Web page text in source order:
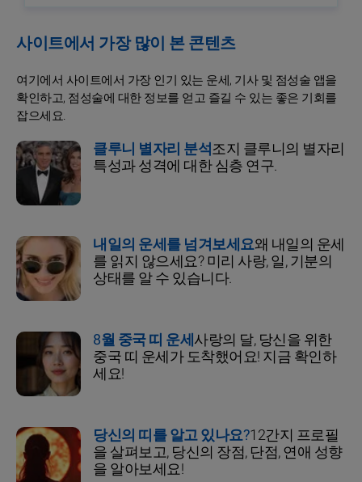
사이트에서 가장 많이 본 콘텐츠
여기에서 사이트에서 가장 인기 있는 운세, 기사 및 점성술 앱을
확인하고, 점성술에 대한 정보를 얻고 즐길 수 있는 좋은 기회를
잡으세요.
클루니 별자리 분석조지 클루니의 별자리
특성과 성격에 대한 심층 연구.
내일의 운세를 넘겨보세요왜 내일의 운세
를 읽지 않으세요? 미리 사랑, 일, 기분의
상태를 알 수 있습니다.
8월 중국 띠 운세사랑의 달, 당신을 위한
중국 띠 운세가 도착했어요! 지금 확인하
세요!
당신의 띠를 알고 있나요?12간지 프로필
을 살펴보고, 당신의 장점, 단점, 연애 성향
을 알아보세요!